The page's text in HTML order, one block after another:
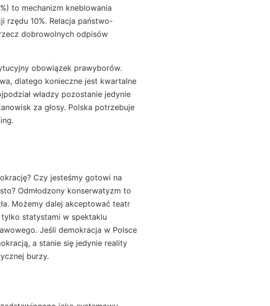
to mechanizm kneblowania
rzędu 10%. Relacja państwo-
dobrowolnych odpisów
obowiązek prawyborów.
dlatego konieczne jest kwartalne
władzy pozostanie jedynie
za głosy. Polska potrzebuje
Czy jesteśmy gotowi na
Odmłodzony konserwatyzm to
Możemy dalej akceptować teatr
statystami w spektaklu
Jeśli demokracja w Polsce
a stanie się jedynie reality
burzy.